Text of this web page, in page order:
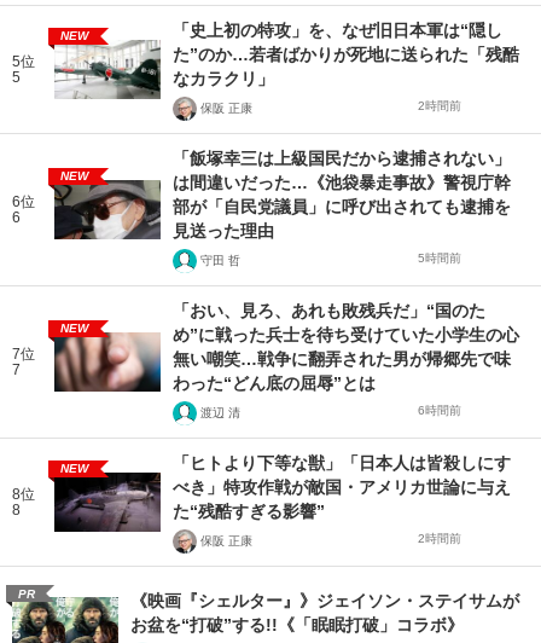
5位
5
NEW
「史上初の特攻」を、なぜ旧日本軍は“隠し
た”のか…若者ばかりが死地に送られた「残酷
なカラクリ」
保阪 正康 2時間前
6位
6
NEW
「飯塚幸三は上級国民だから逮捕されない」
は間違いだった…《池袋暴走事故》警視庁幹
部が「自民党議員」に呼び出されても逮捕を
見送った理由
守田 哲 5時間前
7位
7
NEW
「おい、見ろ、あれも敗残兵だ」“国のた
め”に戦った兵士を待ち受けていた小学生の心
無い嘲笑…戦争に翻弄された男が帰郷先で味
わった“どん底の屈辱”とは
渡辺 清 6時間前
8位
8
NEW
「ヒトより下等な獣」「日本人は皆殺しにす
べき」特攻作戦が敵国・アメリカ世論に与え
た“残酷すぎる影響”
保阪 正康 2時間前
PR
《映画『シェルター』》ジェイソン・ステイサムが
お盆を“打破”する!!《「眠眠打破」コラボ》